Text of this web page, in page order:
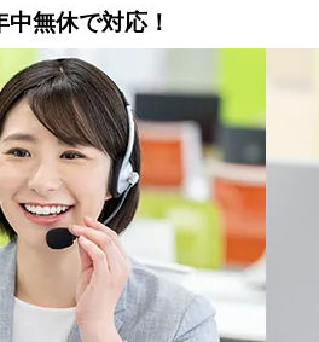
中無休で対応！